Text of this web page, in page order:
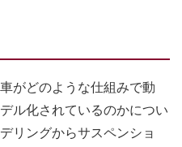
がどのような仕組みで動
ル化されているのかについ
リングからサスペンショ